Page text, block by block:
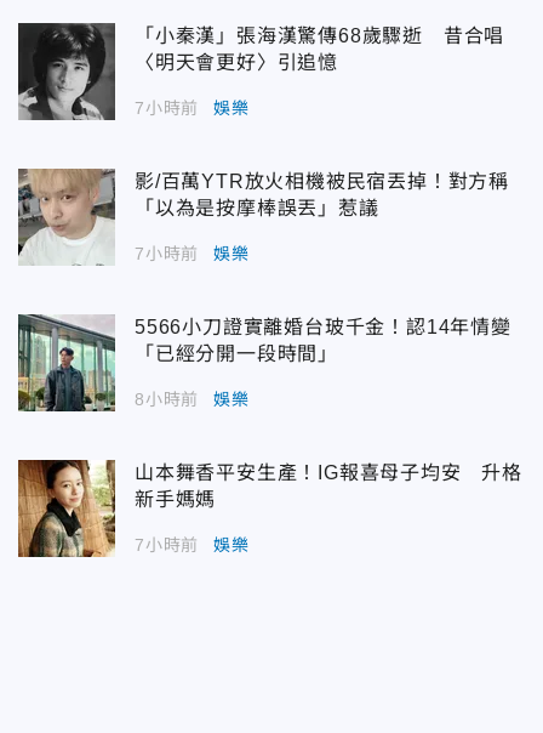
「小秦漢」張海漢驚傳68歲驟逝 昔合唱
〈明天會更好〉引追憶
7小時前 娛樂
影/百萬YTR放火相機被民宿丟掉！對方稱
「以為是按摩棒誤丟」惹議
7小時前 娛樂
5566小刀證實離婚台玻千金！認14年情變
「已經分開一段時間」
8小時前 娛樂
山本舞香平安生產！IG報喜母子均安 升格
新手媽媽
7小時前 娛樂